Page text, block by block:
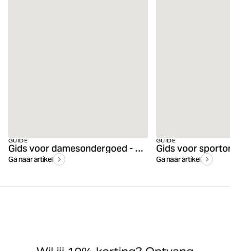
GUIDE
Gids voor damesondergoed - Vind het perfecte slipje voor jou
Ga naar artikel
GUIDE
Ga naar artikel